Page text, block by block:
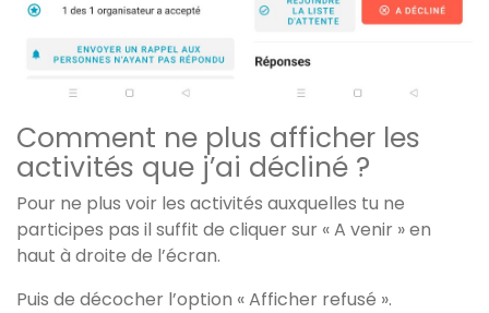
Comment ne plus afficher les
activités que j’ai décliné ?
Pour ne plus voir les activités auxquelles tu ne
participes pas il suffit de cliquer sur « A venir » en
haut à droite de l’écran.
Puis de décocher l’option « Afficher refusé ».